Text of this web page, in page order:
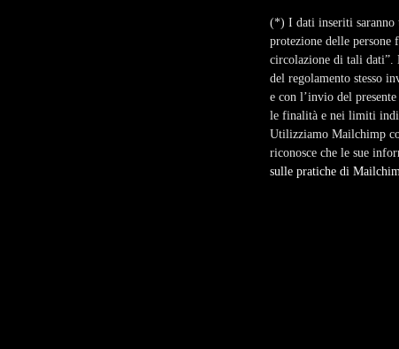
(*) I dati inseriti saranno
protezione delle persone
circolazione di tali dati”.
del regolamento stesso
e con l’invio del
le finalità e nei limiti
Utilizziamo Mailchimp
riconosce che le sue
sulle pratiche di